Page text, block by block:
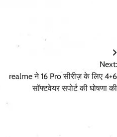
Next:
realme ने 16 Pro सीरीज़ के लिए 4+6
सॉफ्टवेयर सपोर्ट की घोषणा की